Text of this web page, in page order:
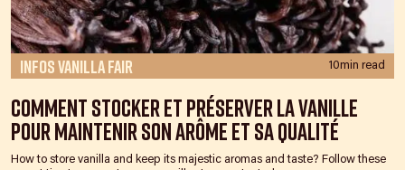
Infos Vanilla Fair 10min read
Comment stocker et préserver la vanille
pour maintenir son arôme et sa qualité
How to store vanilla and keep its majestic aromas and taste? Follow these